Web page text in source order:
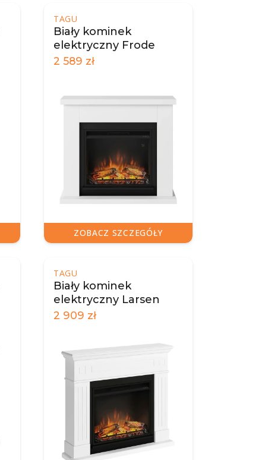
TAGU
Biały kominek
elektryczny Frode
2 589 zł
ZOBACZ SZCZEGÓŁY
TAGU
Biały kominek
elektryczny Larsen
2 909 zł